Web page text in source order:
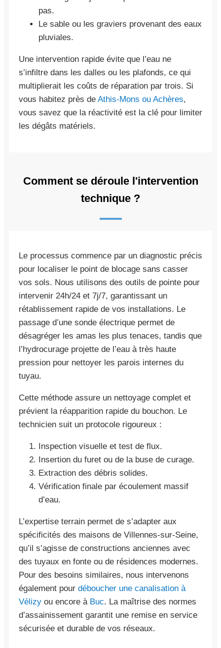
pas.
Le sable ou les graviers provenant des eaux
pluviales.
Une intervention rapide évite que l’eau ne
s’infiltre dans les dalles ou les plafonds, ce qui
multiplierait les coûts de réparation par trois. Si
vous habitez près de Athis-Mons ou Achères,
vous savez que la réactivité est la clé pour limiter
les dégâts matériels.
Comment se déroule l'intervention
technique ?
Le processus commence par un diagnostic précis
pour localiser le point de blocage sans casser
vos sols. Nous utilisons des outils de pointe pour
intervenir 24h/24 et 7j/7, garantissant un
rétablissement rapide de vos installations. Le
passage d’une sonde électrique permet de
désagréger les amas les plus tenaces, tandis que
l’hydrocurage projette de l’eau à très haute
pression pour nettoyer les parois internes du
tuyau.
Cette méthode assure un nettoyage complet et
prévient la réapparition rapide du bouchon. Le
technicien suit un protocole rigoureux :
Inspection visuelle et test de flux.
Insertion du furet ou de la buse de curage.
Extraction des débris solides.
Vérification finale par écoulement massif
d’eau.
L’expertise terrain permet de s’adapter aux
spécificités des maisons de Villennes-sur-Seine,
qu’il s’agisse de constructions anciennes avec
des tuyaux en fonte ou de résidences modernes.
Pour des besoins similaires, nous intervenons
également pour déboucher une canalisation à
Vélizy ou encore à Buc. La maîtrise des normes
d’assainissement garantit une remise en service
sécurisée et durable de vos réseaux.